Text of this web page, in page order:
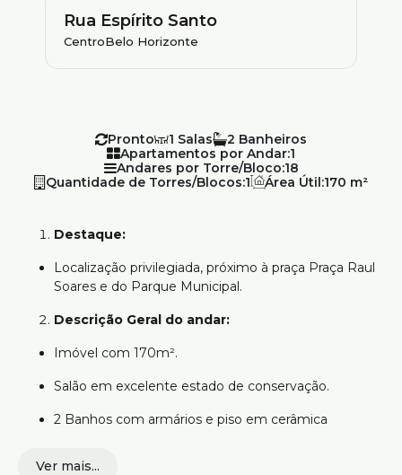
Rua Espírito Santo
CentroBelo Horizonte
Pronto 1
2
Apartamentos por Andar:1
Andares por Torre/Bloco:18
Quantidade de Torres/Blocos:1 Área Útil:170 m²
Destaque:
Localização privilegiada, próximo à praça Praça Raul
Soares e do Parque Municipal.
Descrição Geral do andar:
Imóvel com 170m².
Salão em excelente estado de conservação.
2 Banhos com armários e piso em cerâmica
3 Estrutura do Prédio:
Ver mais...